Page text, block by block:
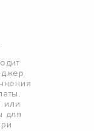
или
для